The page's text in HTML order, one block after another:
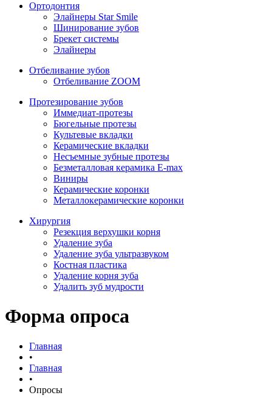
Ортодонтия
Элайнеры Star Smile
Шинирование зубов
Брекет системы
Элайнеры
Отбеливание зубов
Отбеливание ZOOM
Протезирование зубов
Иммедиат-протезы
Бюгельные протезы
Культевые вкладки
Керамические вкладки
Несъемные зубные протезы
Безметалловая керамика E-max
Виниры
Керамические коронки
Металлокерамические коронки
Хирургия
Резекция верхушки корня
Удаление зуба
Удаление зуба ультразвуком
Костная пластика
Удаление корня зуба
Удалить зуб мудрости
Форма опроса
Главная
•
Главная
•
Опросы